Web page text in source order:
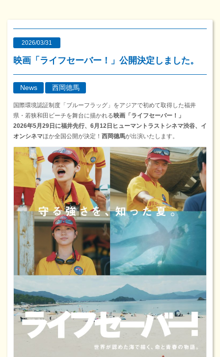
2026/03/31
映画「ライフセーバー！」公開決定しました。
News 西岡德馬
国際環境認証制度「ブルーフラッグ」をアジアで初めて取得した福井
県・若狭和田ビーチを舞台に描かれる映画「ライフセーバー！」
2026年5月29日に福井先行、6月12日ヒューマントラストシネマ渋谷、イ
オンシネマほか全国公開が決定！ 西岡德馬が出演いたします。